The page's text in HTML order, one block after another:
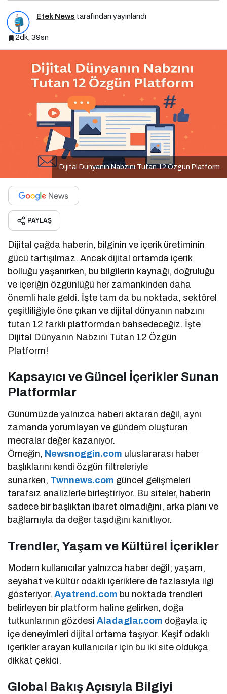
Etek News tarafından yayınlandı
2dk, 39sn
Dijital Dünyanın Nabzını Tutan 12 Özgün Platform
PAYLAŞ
Dijital çağda haberin, bilginin ve içerik üretiminin
gücü tartışılmaz. Ancak dijital ortamda içerik
bolluğu yaşanırken, bu bilgilerin kaynağı, doğruluğu
ve içeriğin özgünlüğü her zamankinden daha
önemli hale geldi. İşte tam da bu noktada, sektörel
çeşitliliğiyle öne çıkan ve dijital dünyanın nabzını
tutan 12 farklı platformdan bahsedeceğiz. İşte
Dijital Dünyanın Nabzını Tutan 12 Özgün
Platform!
Kapsayıcı ve Güncel İçerikler Sunan
Platformlar
Günümüzde yalnızca haberi aktaran değil, aynı
zamanda yorumlayan ve gündem oluşturan
mecralar değer kazanıyor.
Örneğin, Newsnoggin.com uluslararası haber
başlıklarını kendi özgün filtreleriyle
sunarken, Twnnews.com güncel gelişmeleri
tarafsız analizlerle birleştiriyor. Bu siteler, haberin
sadece bir başlıktan ibaret olmadığını, arka planı ve
bağlamıyla da değer taşıdığını kanıtlıyor.
Trendler, Yaşam ve Kültürel İçerikler
Modern kullanıcılar yalnızca haber değil; yaşam,
seyahat ve kültür odaklı içeriklere de fazlasıyla ilgi
gösteriyor.Ayatrend.com bu noktada trendleri
belirleyen bir platform haline gelirken, doğa
tutkunlarının gözdesiAladaglar.com doğayla iç
içe deneyimleri dijital ortama taşıyor. Keşif odaklı
içerikler arayan kullanıcılar için bu iki site oldukça
dikkat çekici.
Global Bakış Açısıyla Bilgiyi